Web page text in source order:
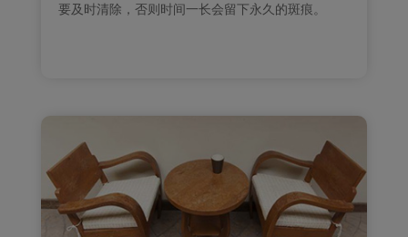
要及时清除，否则时间一长会留下永久的斑痕。